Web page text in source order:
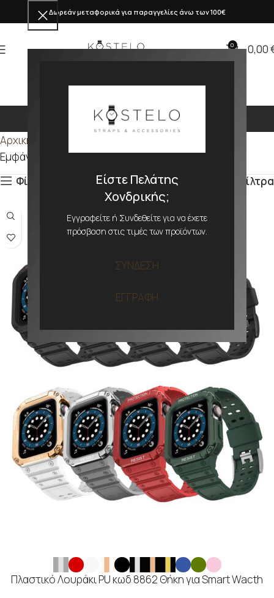
Είστε Πελάτης
Χονδρικής;
Εγγραφείτε ή Συνδεθείτε για να έχετε
πρόσβαση στις τιμές των προϊόντων.
ΣΥΝΔΕΣΗ
ΕΓΓΡΑΦΗ
Δωρεάν μεταφορικά για παραγγελίες άνω των 100€
0 0,00
Μαύρο Χρυσό
Αρχική σελίδα
Εμφάνιση του μοναδικού αποτελέσματος
Φίλτρα
Φίλτρα
Πλαστικό Λουράκι PU κωδ 8862 Θήκη για Smart Wacth